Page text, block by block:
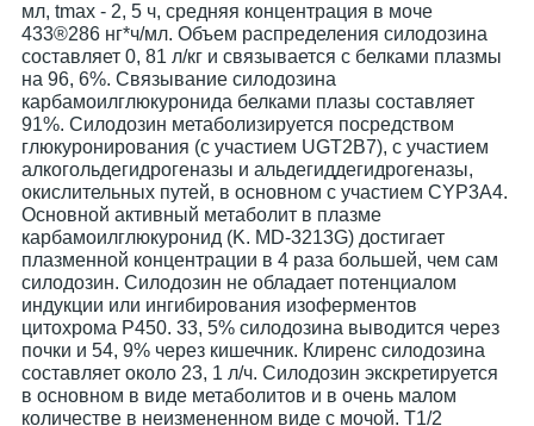
мл, tmax - 2, 5 ч, средняя концентрация в моче
433®286 нг*ч/мл. Объем распределения силодозина
составляет 0, 81 л/кг и связывается с белками плазмы
на 96, 6%. Связывание силодозина
карбамоилглюкуронида белками плазы составляет
91%. Силодозин метаболизируется посредством
глюкуронирования (с участием UGT2B7), с участием
алкогольдегидрогеназы и альдегиддегидрогеназы,
окислительных путей, в основном с участием CYP3A4.
Основной активный метаболит в плазме
карбамоилглюкуронид (K. MD-3213G) достигает
плазменной концентрации в 4 раза большей, чем сам
силодозин. Силодозин не обладает потенциалом
индукции или ингибирования изоферментов
цитохрома Р450. 33, 5% силодозина выводится через
почки и 54, 9% через кишечник. Клиренс силодозина
составляет около 23, 1 л/ч. Силодозин экскретируется
в основном в виде метаболитов и в очень малом
количестве в неизмененном виде с мочой. Т1/2